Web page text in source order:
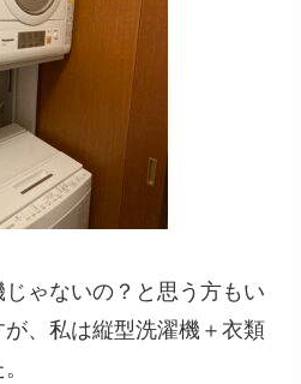
ゃないの？と思う方もい
、私は縦型洗濯機＋衣類